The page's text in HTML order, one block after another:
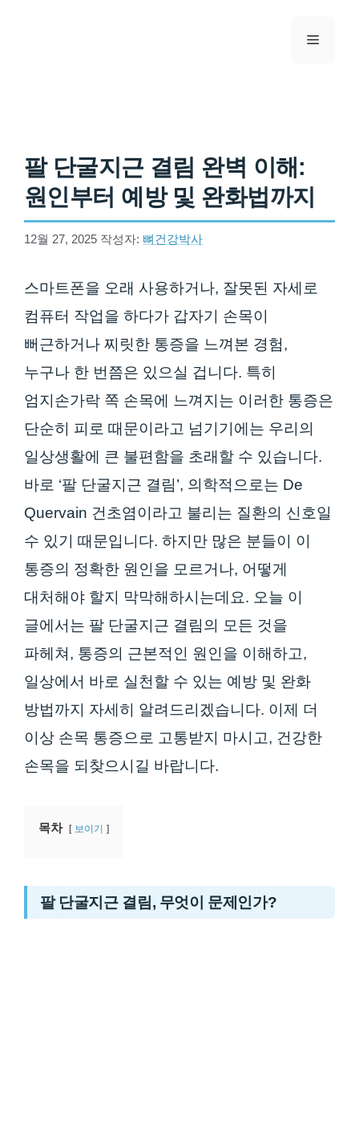
메뉴
팔 단굴지근 결림 완벽 이해:
원인부터 예방 및 완화법까지
12월 27, 2025 작성자: 뼈건강박사
스마트폰을 오래 사용하거나, 잘못된 자세로
컴퓨터 작업을 하다가 갑자기 손목이
뻐근하거나 찌릿한 통증을 느껴본 경험,
누구나 한 번쯤은 있으실 겁니다. 특히
엄지손가락 쪽 손목에 느껴지는 이러한 통증은
단순히 피로 때문이라고 넘기기에는 우리의
일상생활에 큰 불편함을 초래할 수 있습니다.
바로 ‘팔 단굴지근 결림’, 의학적으로는 De
Quervain 건초염이라고 불리는 질환의 신호일
수 있기 때문입니다. 하지만 많은 분들이 이
통증의 정확한 원인을 모르거나, 어떻게
대처해야 할지 막막해하시는데요. 오늘 이
글에서는 팔 단굴지근 결림의 모든 것을
파헤쳐, 통증의 근본적인 원인을 이해하고,
일상에서 바로 실천할 수 있는 예방 및 완화
방법까지 자세히 알려드리겠습니다. 이제 더
이상 손목 통증으로 고통받지 마시고, 건강한
손목을 되찾으시길 바랍니다.
목차 보이기
팔 단굴지근 결림, 무엇이 문제인가?